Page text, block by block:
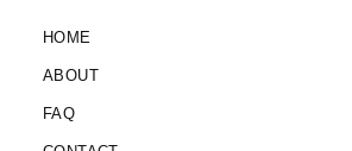
HOME
ABOUT
FAQ